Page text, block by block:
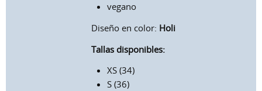
vegano
Diseño en color: Holi
Tallas disponibles:
XS (34)
S (36)